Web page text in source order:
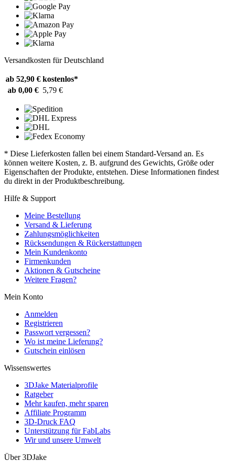
Versandkosten für Deutschland
ab 52,90 € kostenlos*
ab 0,00 € 5,79 €
* Diese Lieferkosten fallen bei einem Standard-Versand an. Es
können weitere Kosten, z. B. aufgrund des Gewichts, Größe oder
Eigenschaften der Produkte, entstehen. Diese Informationen findest
du direkt in der Produktbeschreibung.
Hilfe & Support
Meine Bestellung
Versand & Lieferung
Zahlungsmöglichkeiten
Rücksendungen & Rückerstattungen
Mein Kundenkonto
Firmenkunden
Aktionen & Gutscheine
Weitere Fragen?
Mein Konto
Anmelden
Registrieren
Passwort vergessen?
Wo ist meine Lieferung?
Gutschein einlösen
Wissenswertes
3DJake Materialprofile
Ratgeber
Mehr kaufen, mehr sparen
Affiliate Programm
3D-Druck FAQ
Unterstützung für FabLabs
Wir und unsere Umwelt
Über 3DJake